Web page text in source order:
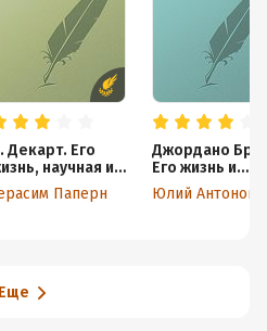
Декарт. Его
научная и
Паперн
Джордано
Его жизнь и
философская
деятельность
Еще